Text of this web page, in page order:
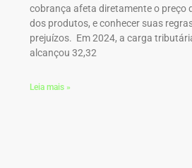
cobrança afeta diretamente o preço
dos produtos, e conhecer suas
prejuízos. Em 2024, a carga
alcançou 32,32
Leia mais »